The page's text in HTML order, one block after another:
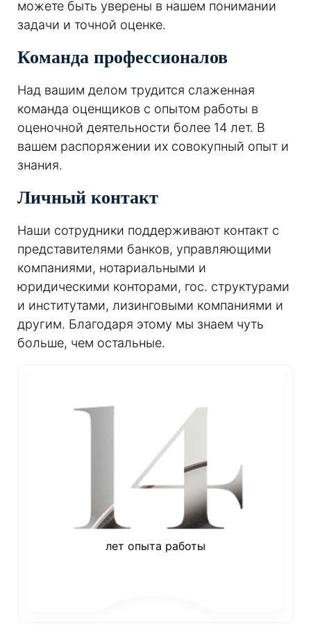
можете быть уверены в нашем понимании
задачи и точной оценке.
Команда профессионалов
Над вашим делом трудится слаженная
команда оценщиков с опытом работы в
оценочной деятельности более 14 лет. В
вашем распоряжении их совокупный опыт и
знания.
Личный контакт
Наши сотрудники поддерживают контакт с
представителями банков, управляющими
компаниями, нотариальными и
юридическими конторами, гос. структурами
и институтами, лизинговыми компаниями и
другим. Благодаря этому мы знаем чуть
больше, чем остальные.
лет опыта работы